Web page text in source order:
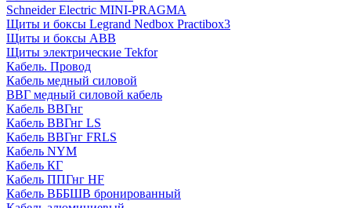
Schneider Electric MINI-PRAGMA
Щиты и боксы Legrand Nedbox Practibox3
Щиты и боксы ABB
Щиты электрические Tekfor
Кабель. Провод
Кабель медный силовой
ВВГ медный силовой кабель
Кабель ВВГнг
Кабель ВВГнг LS
Кабель ВВГнг FRLS
Кабель NYM
Кабель КГ
Кабель ППГнг HF
Кабель ВББШВ бронированный